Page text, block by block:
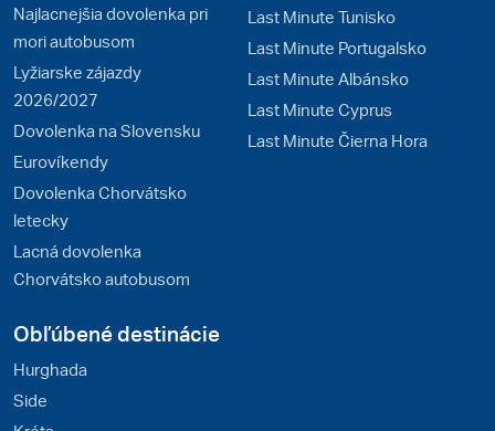
Najlacnejšia dovolenka pri
mori autobusom
Lyžiarske zájazdy
2026/2027
Dovolenka na Slovensku
Eurovíkendy
Dovolenka Chorvátsko
letecky
Lacná dovolenka
Chorvátsko autobusom
Last Minute Tunisko
Last Minute Portugalsko
Last Minute Albánsko
Last Minute Cyprus
Last Minute Čierna Hora
Obľúbené destinácie
Hurghada
Side